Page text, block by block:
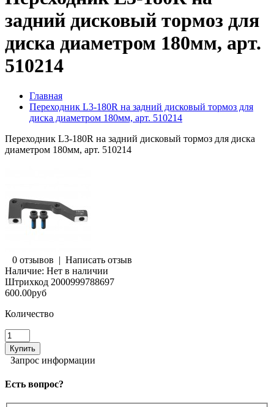
задний дисковый тормоз для
диска диаметром 180мм, арт.
510214
Главная
Переходник L3-180R на задний дисковый тормоз для
диска диаметром 180мм, арт. 510214
Переходник L3-180R на задний дисковый тормоз для диска
диаметром 180мм, арт. 510214
0 отзывов | Написать отзыв
Наличие: Нет в наличии
Штрихкод 2000999788697
600.00руб
Количество
Запрос информации
Есть вопрос?